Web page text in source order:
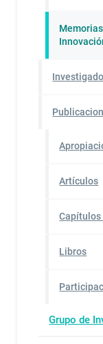
Artículos
Libros
Grupo de